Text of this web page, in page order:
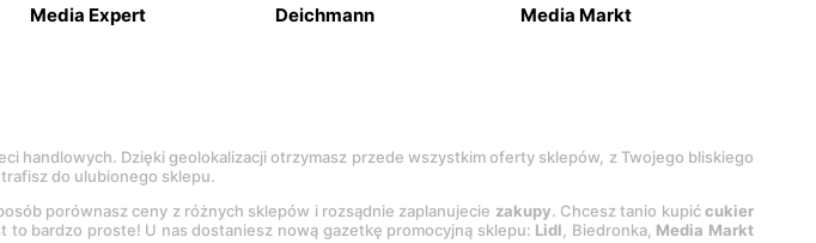
Media Expert Deichmann Media Markt
handlowych. Dzięki geolokalizacji otrzymasz przede wszystkim oferty sklepów, z Twojego bliskiego
do ulubionego sklepu.
porównasz ceny z różnych sklepów i rozsądnie zaplanujecie zakupy. Chcesz tanio kupićcukier
to bardzo proste! U nas dostaniesz nową gazetkę promocyjną sklepu: Lidl, Biedronka, Media Markt